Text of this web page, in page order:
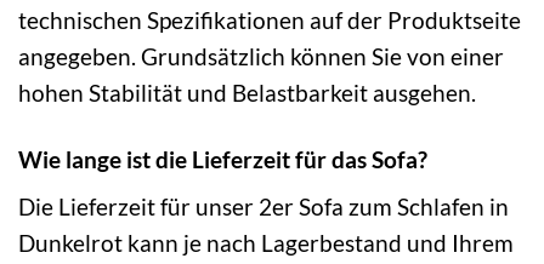
technischen Spezifikationen auf der Produktseite
angegeben. Grundsätzlich können Sie von einer
hohen Stabilität und Belastbarkeit ausgehen.
Wie lange ist die Lieferzeit für das Sofa?
Die Lieferzeit für unser 2er Sofa zum Schlafen in
Dunkelrot kann je nach Lagerbestand und Ihrem